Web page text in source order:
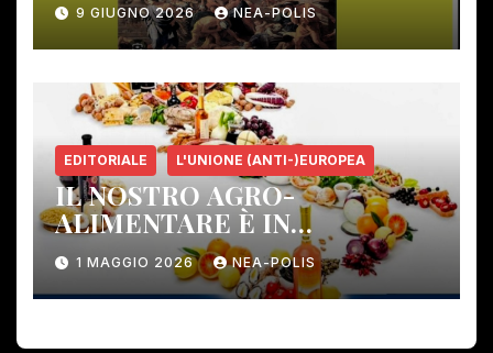
9 GIUGNO 2026 NEA-POLIS
EDITORIALE L'UNIONE (ANTI-)EUROPEA
IL NOSTRO AGRO-
ALIMENTARE È IN
PERICOLO!
1 MAGGIO 2026 NEA-POLIS